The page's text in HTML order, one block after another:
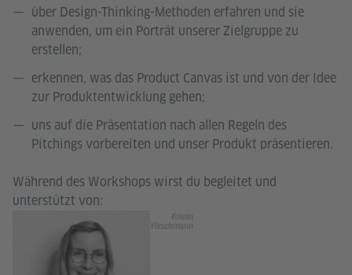
über Design-Thinking-Methoden erfahren und sie
anwenden, um ein Porträt unserer Zielgruppe zu
erstellen;
erkennen, was das Product Canvas ist und von der Idee
zur Produktentwicklung gehen;
uns auf die Präsentation nach allen Regeln des
Pitchings vorbereiten und unser Produkt präsentieren.
Während des Workshops wirst du begleitet und
unterstützt von:
Kristin
Hirschmann